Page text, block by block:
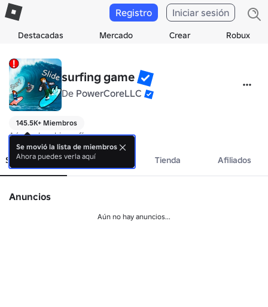
Destacadas Mercado Crear Robux
Registro Iniciar sesión
surfing game
De PowerCoreLLC
145.5K+ Miembros
Aún no hay biografía.
Sobre el grupo Eventos Tienda Afiliados
Anuncios
Aún no hay anuncios...
Se movió la lista de miembros
Ahora puedes verla aquí